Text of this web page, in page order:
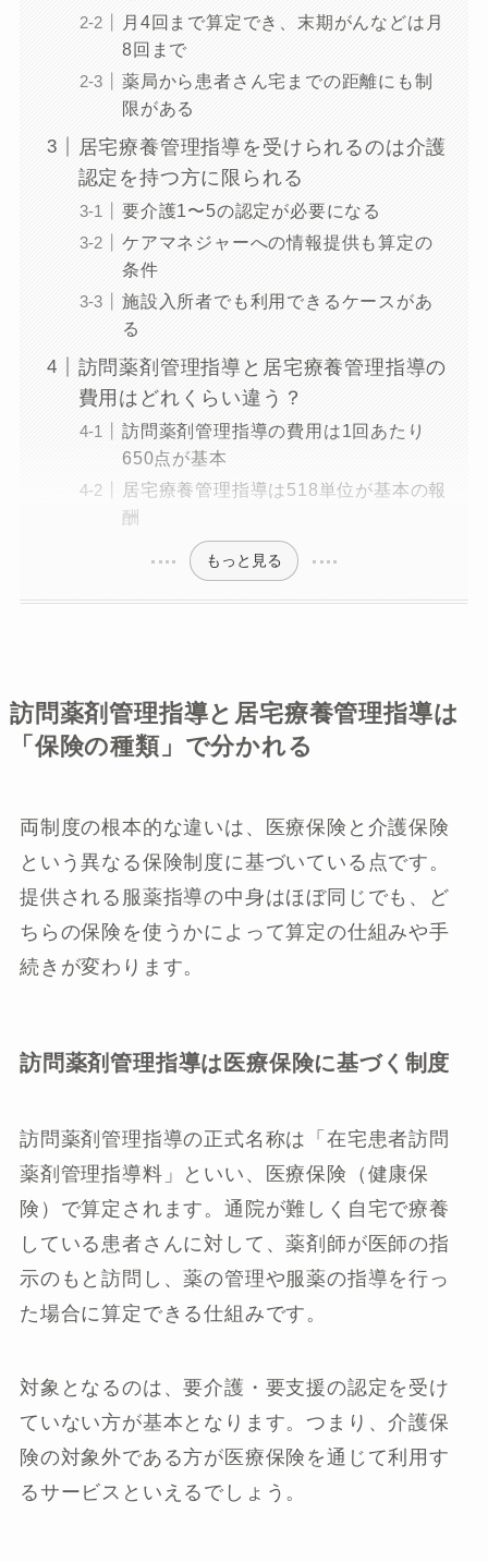
月4回まで算定でき、末期がんなどは月
8回まで
薬局から患者さん宅までの距離にも制
限がある
居宅療養管理指導を受けられるのは介護
認定を持つ方に限られる
要介護1〜5の認定が必要になる
ケアマネジャーへの情報提供も算定の
条件
施設入所者でも利用できるケースがあ
る
訪問薬剤管理指導と居宅療養管理指導の
費用はどれくらい違う？
訪問薬剤管理指導の費用は1回あたり
650点が基本
居宅療養管理指導は518単位が基本の報
酬
もっと見る
訪問薬剤管理指導と居宅療養管理指導は
「保険の種類」で分かれる
両制度の根本的な違いは、医療保険と介護保険
という異なる保険制度に基づいている点です。
提供される服薬指導の中身はほぼ同じでも、ど
ちらの保険を使うかによって算定の仕組みや手
続きが変わります。
訪問薬剤管理指導は医療保険に基づく制度
訪問薬剤管理指導の正式名称は「在宅患者訪問
薬剤管理指導料」といい、医療保険（健康保
険）で算定されます。通院が難しく自宅で療養
している患者さんに対して、薬剤師が医師の指
示のもと訪問し、薬の管理や服薬の指導を行っ
た場合に算定できる仕組みです。
対象となるのは、要介護・要支援の認定を受け
ていない方が基本となります。つまり、介護保
険の対象外である方が医療保険を通じて利用す
るサービスといえるでしょう。